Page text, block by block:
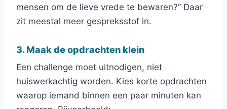
mensen om de lieve vrede te bewaren?” Daar
zit meestal meer gespreksstof in.
3. Maak de opdrachten klein
Een challenge moet uitnodigen, niet
huiswerkachtig worden. Kies korte opdrachten
waarop iemand binnen een paar minuten kan